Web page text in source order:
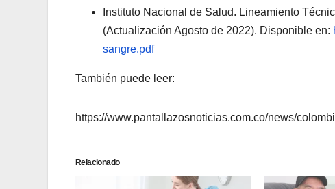
Instituto Nacional de Salud. Lineamiento
(Actualización Agosto de 2022). Disponible en:
sangre.pdf
También puede leer:
https://www.pantallazosnoticias.com.co/news/
Relacionado